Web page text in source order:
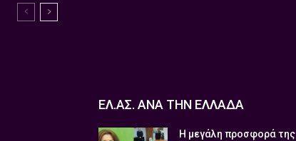
ΕΛ.ΑΣ. ΑΝΑ ΤΗΝ ΕΛΛΑΔΑ
Η μεγάλη προσφορά της